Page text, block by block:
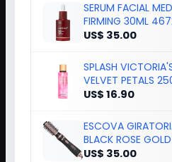
SERUM FACIAL
FIRMING 30ML
US$ 35.00
SPLASH
VELVET PETALS
US$ 16.90
ESCOVA
BLACK ROSE
US$ 35.00